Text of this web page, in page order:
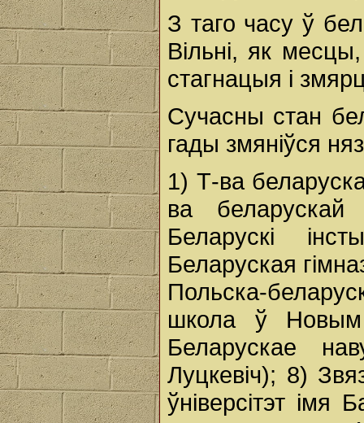
З таго часу ў
Вільні, як
стагнацыя і
Сучасны стан
гады змяніўся
1) Т-ва
ва
Беларускі
Беларуская
Польска-
школа ў
Беларускае
Луцкевіч); 8)
ўніверсітэт імя